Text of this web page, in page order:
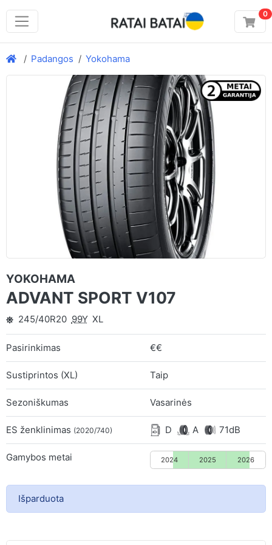
0
Padangos Yokohama
YOKOHAMA
ADVANT SPORT V107
245/40R20 99Y XL
Pasirinkimas €€
Sustiprintos (XL) Taip
Sezoniškumas Vasarinės
ES ženklinimas (2020/740) D A 71dB
Gamybos metai 2024 2025 2026
Išparduota